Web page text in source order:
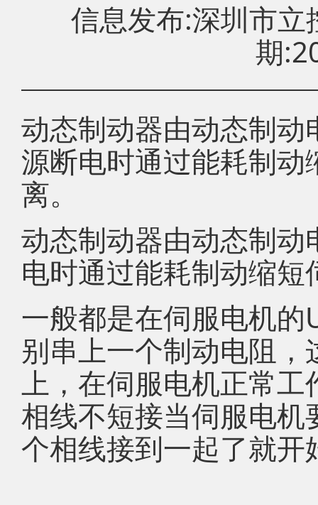
信息发布:深圳市
期
动态制动器由动态制
源断电时通过能耗制
离。
动态制动器由动态制
电时通过能耗制动缩
一般都是在伺服电机
别串上一个制动电阻
上，在伺服电机正常
相线不短接当伺服电
个相线接到一起了就开